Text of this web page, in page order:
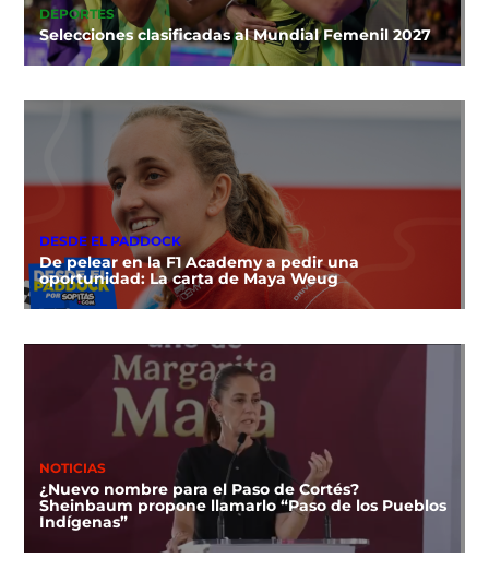
DEPORTES
Selecciones clasificadas al Mundial Femenil 2027
DESDE EL PADDOCK
De pelear en la F1 Academy a pedir una
oportunidad: La carta de Maya Weug
NOTICIAS
¿Nuevo nombre para el Paso de Cortés?
Sheinbaum propone llamarlo “Paso de los Pueblos
Indígenas”